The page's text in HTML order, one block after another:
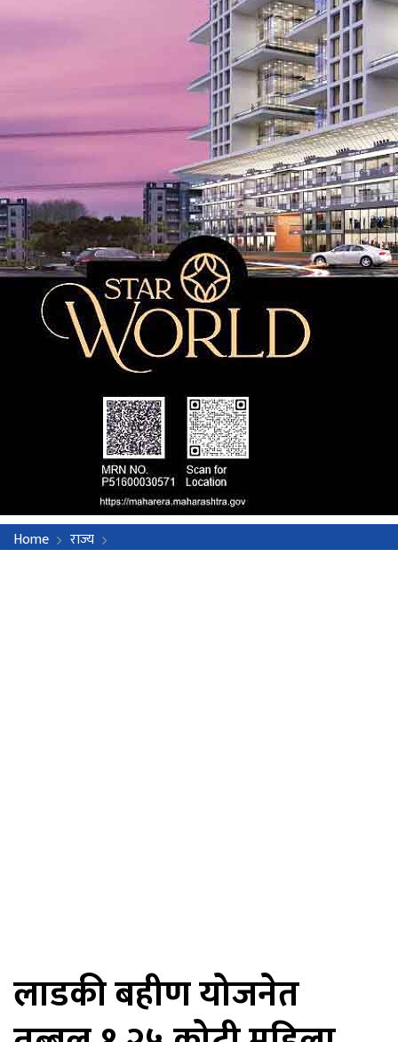
Home राज्य
लाडकी बहीण योजनेत